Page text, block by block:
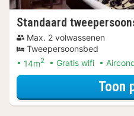
Standaard
Max. 2 volwassenen
Tweepersoonsbed
14m2 Gratis wifi
Toon